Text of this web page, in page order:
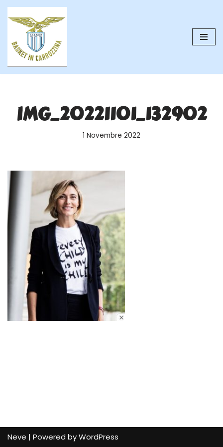
contenuto
IMG_20221101_132902
1 Novembre 2022
Neve | Powered byWordPress